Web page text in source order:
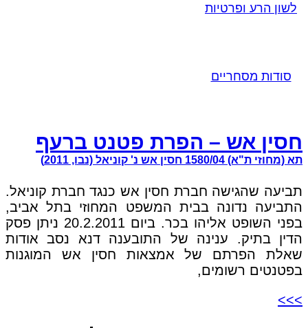
לשון הרע ופרטיות
סודות מסחריים
חסין אש – הפרת פטנט ברעף
תא (מחוזי ת"א) 1580/04 חסין אש נ' קוניאל (נבו, 2011)
תביעה שהגישה חברת חסין אש כנגד חברת קוניאל.
התביעה נדונה בבית המשפט המחוזי בתל אביב,
בפני השופט אליהו בכר. ביום 20.2.2011 ניתן פסק
הדין בתיק. ענינה של התובענה דנא נסב אודות
שאלת הפרתם של אמצאות חסין אש המוגנות
בפטנטים רשומים,
>>>